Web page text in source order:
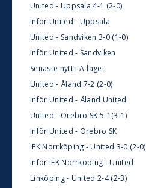
United - Uppsala 4-1 (2-0)
Inför United - Uppsala
United - Sandviken 3-0 (1-0)
Inför United - Sandviken
Senaste nytt i A-laget
United - Åland 7-2 (2-0)
Inför United - Åland United
United - Örebro SK 5-1(3-1)
Inför United - Örebro SK
IFK Norrköping - United 3-0 (2-0)
Inför IFK Norrköping - United
Linköping - United 2-4 (2-3)